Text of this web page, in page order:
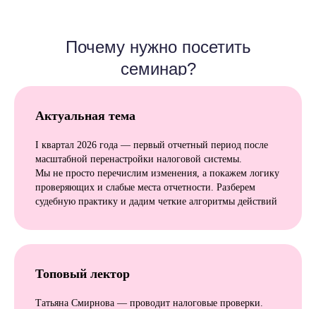
Почему нужно посетить
семинар?
Актуальная тема
I квартал 2026 года — первый отчетный период после
масштабной перенастройки налоговой системы.
Мы не просто перечислим изменения, а покажем логику
проверяющих и слабые места отчетности. Разберем
судебную практику и дадим четкие алгоритмы действий
Топовый лектор
Татьяна Смирнова — проводит налоговые проверки.